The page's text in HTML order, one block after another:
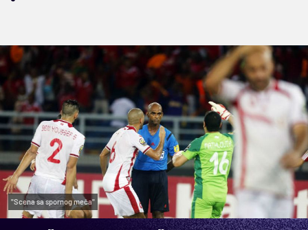
"Scena sa spornog meča"